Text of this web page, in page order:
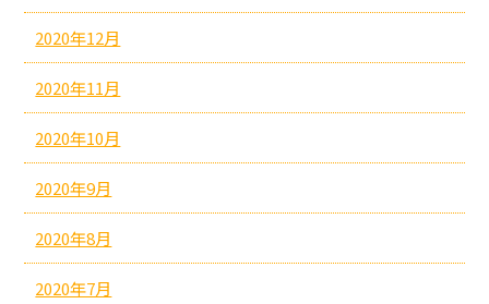
2020年12月
2020年11月
2020年10月
2020年9月
2020年8月
2020年7月